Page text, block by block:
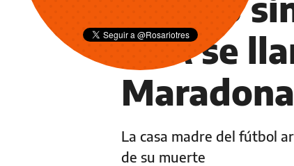
AFA se
Maradona
La casa madre del fútbol
de su muerte